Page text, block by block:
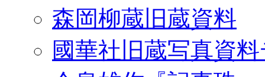
森岡柳蔵旧蔵資料
國華社旧蔵写真資